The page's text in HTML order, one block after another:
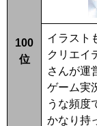
100
位
イラスト
クリエイ
さんが運
ゲーム実
うな頻度
かなり持